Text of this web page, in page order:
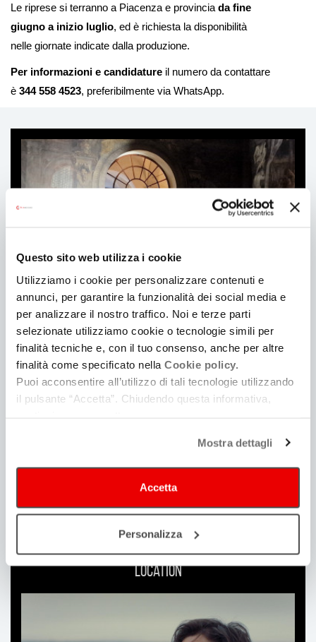
Questo sito web utilizza i cookie
Utilizziamo i cookie per personalizzare contenuti e
annunci, per garantire la funzionalità dei social media e
per analizzare il nostro traffico. Noi e terze parti
selezionate utilizziamo cookie o tecnologie simili per
finalità tecniche e, con il tuo consenso, anche per altre
finalità come specificato nella Cookie policy.
Puoi acconsentire all’utilizzo di tali tecnologie utilizzando
il pulsante “Accetta”. Chiudendo questa informativa,
Mostra dettagli
Accetta
Personalizza
Le riprese si terranno a Piacenza e provincia da fine
giugno a inizio luglio, ed è richiesta la disponibilità
nelle giornate indicate dalla produzione.
Per informazioni e candidature il numero da contattare
è 344 558 4523, preferibilmente via WhatsApp.
Ti
può
interessare
Guida alla produzione
Consulta | Iscriviti
Location